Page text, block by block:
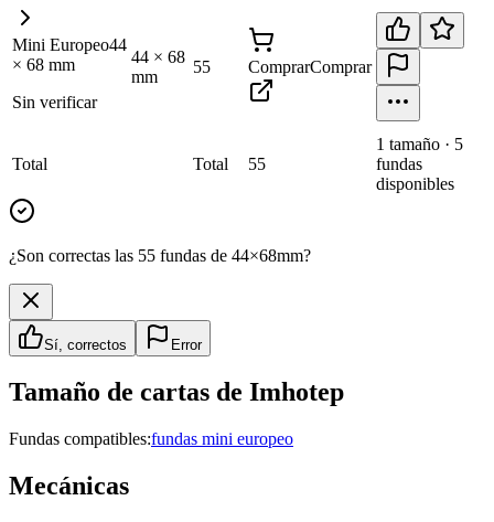
Mini Europeo44
× 68 mm
Sin verificar
44 × 68
mm
55 ComprarComprar
Total Total 55
1 tamaño · 5
fundas
disponibles
¿Son correctas las 55 fundas de 44×68mm?
Sí, correctos Error
Tamaño de cartas de Imhotep
Fundas compatibles:fundas mini europeo
Mecánicas